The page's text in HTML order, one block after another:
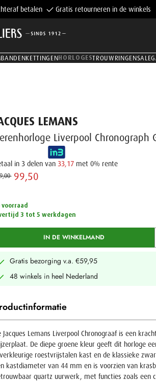
betalen Gratis retourneren in de winkels
KETTINGENHORLOGESTROUWRINGENSALE
LEMANS
Liverpool Chronograph
in 3 delen van 33,17met 0% rente
99,50 ‌
voorraad
3 tot 5 werkdagen
IN DE WINKELMAND
Gratis bezorging v.a. €59,95
48 winkels in heel Nederland
Jacques Lemans Liverpool Chronograaf is een
De diepe groene kleur geeft dit horloge
roestvrijstalen kast en de klassieke
kastdiameter van 44 mm en is voorzien van
quartz uurwerk, met functies zoals een